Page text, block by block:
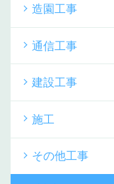
造園工事
通信工事
建設工事
施工
その他工事